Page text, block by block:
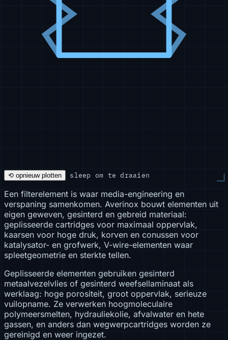
⟲ opnieuw plotten sleep om te draaien
Een filterelement is waar media-engineering en
verspaning samenkomen. Averinox bouwt elementen uit
eigen geweven, gesinterd en gebreid materiaal:
geplisseerde cartridges voor maximaal oppervlak,
kaarsen voor hoge druk, korven en conussen voor
katalysator- en grofwerk, V-wire-elementen waar
spleetgeometrie en sterkte tellen.
Geplisseerde elementen gebruiken gesinterd
metaalvezelvlies of gesinterd weefsellaminaat als
werklaag: hoge porositeit, groot oppervlak, serieuze
vuilopname. Ze verwerken hoogmoleculaire
polymeersmelten, hydrauliekolie, afvalwater en hete
gassen, en anders dan wegwerpcartridges worden ze
gereinigd en weer ingezet.